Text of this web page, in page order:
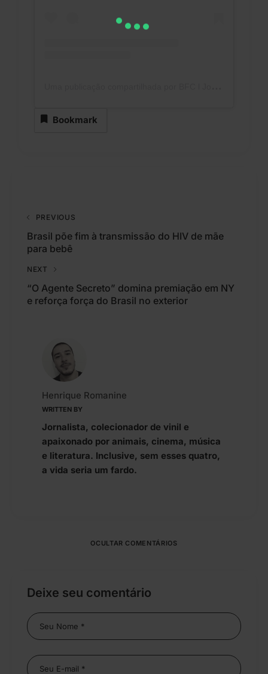
Bookmark
PREVIOUS
Brasil põe fim à transmissão do HIV de mãe
para bebê
NEXT
“O Agente Secreto” domina premiação em NY
e reforça força do Brasil no exterior
WRITTEN BY
Henrique Romanine
Jornalista, colecionador de vinil e
apaixonado por animais, cinema, música
e literatura. Inclusive, sem esses quatro,
a vida seria um fardo.
OCULTAR COMENTÁRIOS
Deixe seu comentário